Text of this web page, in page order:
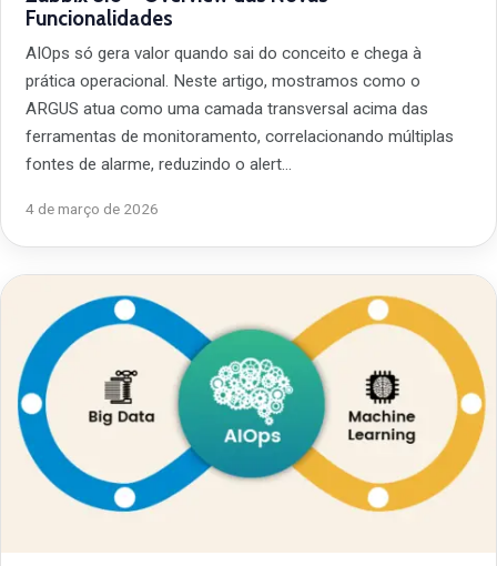
Funcionalidades
AIOps só gera valor quando sai do conceito e chega à
prática operacional. Neste artigo, mostramos como o
ARGUS atua como uma camada transversal acima das
ferramentas de monitoramento, correlacionando múltiplas
fontes de alarme, reduzindo o alert…
4 de março de 2026